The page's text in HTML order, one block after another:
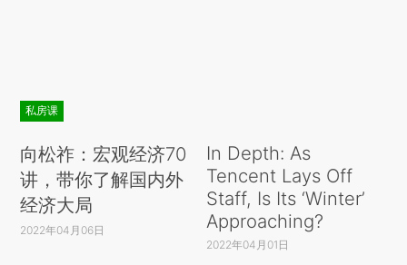
私房课
向松祚：宏观经济70
讲，带你了解国内外
经济大局
2022年04月06日
In Depth: As
Tencent Lays Off
Staff, Is Its ‘Winter’
Approaching?
2022年04月01日